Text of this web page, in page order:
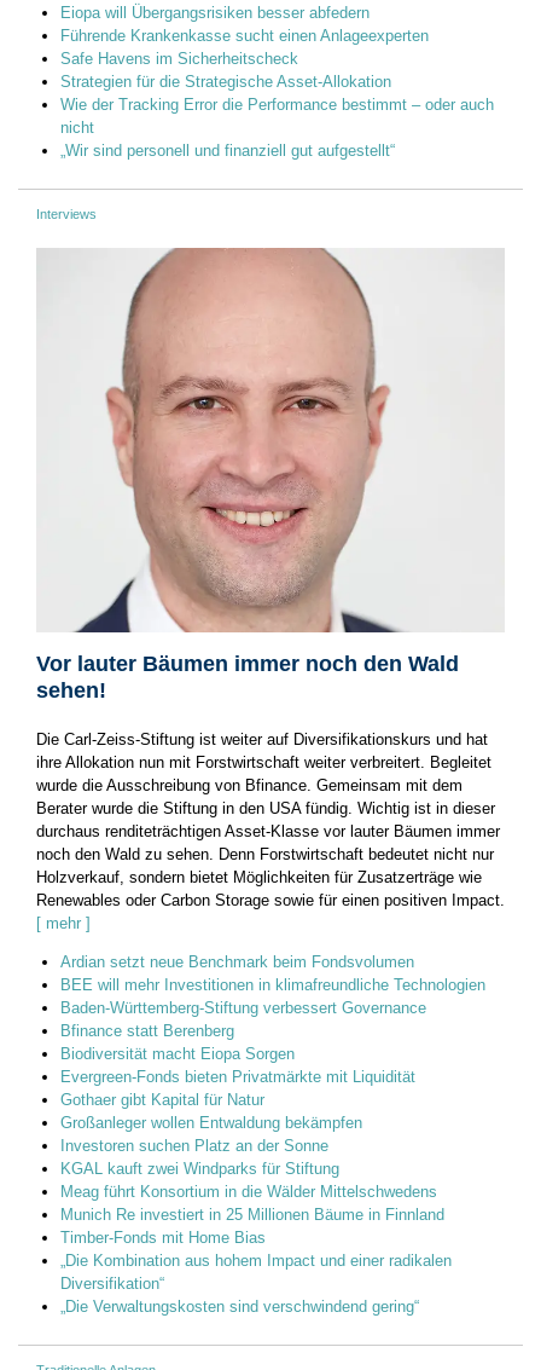
Eiopa will Übergangsrisiken besser abfedern
Führende Krankenkasse sucht einen Anlageexperten
Safe Havens im Sicherheitscheck
Strategien für die Strategische Asset-Allokation
Wie der Tracking Error die Performance bestimmt – oder auch
nicht
„Wir sind personell und finanziell gut aufgestellt“
Interviews
Vor lauter Bäumen immer noch den Wald
sehen!
Die Carl-Zeiss-Stiftung ist weiter auf Diversifikationskurs und hat
ihre Allokation nun mit Forstwirtschaft weiter verbreitert. Begleitet
wurde die Ausschreibung von Bfinance. Gemeinsam mit dem
Berater wurde die Stiftung in den USA fündig. Wichtig ist in dieser
durchaus renditeträchtigen Asset-Klasse vor lauter Bäumen immer
noch den Wald zu sehen. Denn Forstwirtschaft bedeutet nicht nur
Holzverkauf, sondern bietet Möglichkeiten für Zusatzerträge wie
Renewables oder Carbon Storage sowie für einen positiven Impact.
[ mehr ]
Ardian setzt neue Benchmark beim Fondsvolumen
BEE will mehr Investitionen in klimafreundliche Technologien
Baden-Württemberg-Stiftung verbessert Governance
Bfinance statt Berenberg
Biodiversität macht Eiopa Sorgen
Evergreen-Fonds bieten Privatmärkte mit Liquidität
Gothaer gibt Kapital für Natur
Großanleger wollen Entwaldung bekämpfen
Investoren suchen Platz an der Sonne
KGAL kauft zwei Windparks für Stiftung
Meag führt Konsortium in die Wälder Mittelschwedens
Munich Re investiert in 25 Millionen Bäume in Finnland
Timber-Fonds mit Home Bias
„Die Kombination aus hohem Impact und einer radikalen
Diversifikation“
„Die Verwaltungskosten sind verschwindend gering“